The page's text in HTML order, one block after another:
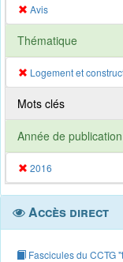
Avis
Thématique
Logement et
Mots clés
Année de publication
2016
Accès direct
Fascicules du CCTG